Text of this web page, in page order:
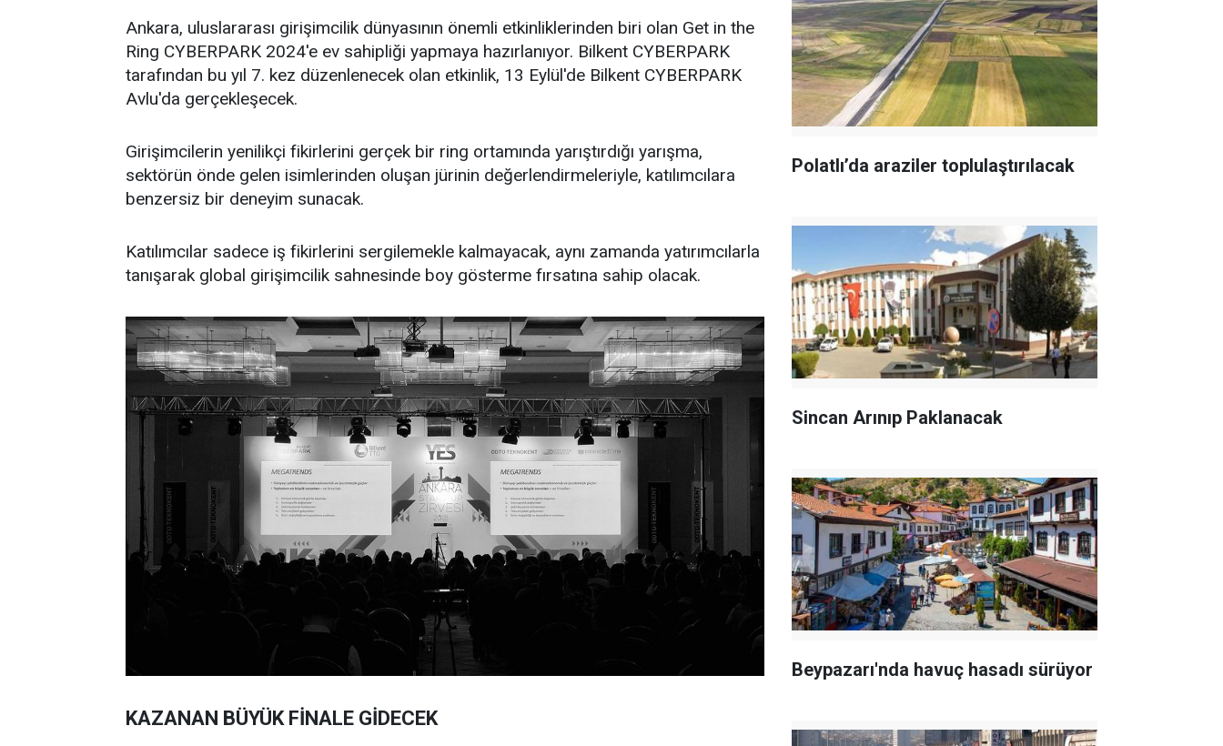
Ankara, uluslararası girişimcilik dünyasının önemli etkinliklerinden biri olan Get in the
Ring CYBERPARK 2024'e ev sahipliği yapmaya hazırlanıyor. Bilkent CYBERPARK
tarafından bu yıl 7. kez düzenlenecek olan etkinlik, 13 Eylül'de Bilkent CYBERPARK
Avlu'da gerçekleşecek.
Girişimcilerin yenilikçi fikirlerini gerçek bir ring ortamında yarıştırdığı yarışma,
sektörün önde gelen isimlerinden oluşan jürinin değerlendirmeleriyle, katılımcılara
benzersiz bir deneyim sunacak.
Katılımcılar sadece iş fikirlerini sergilemekle kalmayacak, aynı zamanda yatırımcılarla
tanışarak global girişimcilik sahnesinde boy gösterme fırsatına sahip olacak.
KAZANAN BÜYÜK FİNALE GİDECEK
Polatlı’da araziler toplulaştırılacak
Sincan Arınıp Paklanacak
Beypazarı'nda havuç hasadı sürüyor